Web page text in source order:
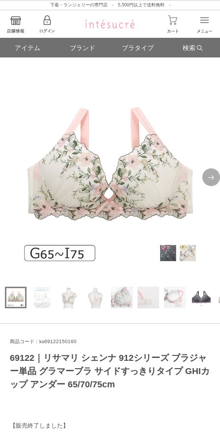
下着・ランジェリーの専門店 - 5,500円以上で送料無料 -
アイテム ブランド ブラタイプ 検索
商品コード：ks69122150160
69122｜リサマリ シェンナ 912シリーズ ブラジャ
ー単品 グラマーブラ サイドすっきりタイプ GHIカ
ップ アンダー 65/70/75cm
【販売終了しました】